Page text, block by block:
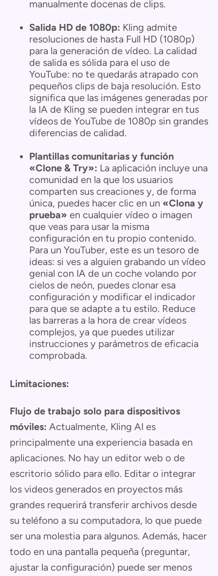
manualmente docenas de clips.
Salida HD de 1080p: Kling admite
resoluciones de hasta Full HD (1080p)
para la generación de vídeo. La calidad
de salida es sólida para el uso de
YouTube: no te quedarás atrapado con
pequeños clips de baja resolución. Esto
significa que las imágenes generadas por
la IA de Kling se pueden integrar en tus
vídeos de YouTube de 1080p sin grandes
diferencias de calidad.
Plantillas comunitarias y función
«Clone & Try»: La aplicación incluye una
comunidad en la que los usuarios
comparten sus creaciones y, de forma
única, puedes hacer clic en un «Clona y
prueba» en cualquier vídeo o imagen
que veas para usar la misma
configuración en tu propio contenido.
Para un YouTuber, este es un tesoro de
ideas: si ves a alguien grabando un vídeo
genial con IA de un coche volando por
cielos de neón, puedes clonar esa
configuración y modificar el indicador
para que se adapte a tu estilo. Reduce
las barreras a la hora de crear vídeos
complejos, ya que puedes utilizar
instrucciones y parámetros de eficacia
comprobada.
Limitaciones:
Flujo de trabajo solo para dispositivos
móviles: Actualmente, Kling AI es
principalmente una experiencia basada en
aplicaciones. No hay un editor web o de
escritorio sólido para ello. Editar o integrar
los videos generados en proyectos más
grandes requerirá transferir archivos desde
su teléfono a su computadora, lo que puede
ser una molestia para algunos. Además, hacer
todo en una pantalla pequeña (preguntar,
ajustar la configuración) puede ser menos